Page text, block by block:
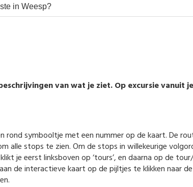
in Weesp?
van wat je ziet. Op excursie vanuit
symbooltje met een nummer op de kaart. De
stops te zien. Om de stops in willekeurige
je eerst linksboven op ‘tours’, en daarna op de
de interactieve kaart op de pijltjes te klikken naar